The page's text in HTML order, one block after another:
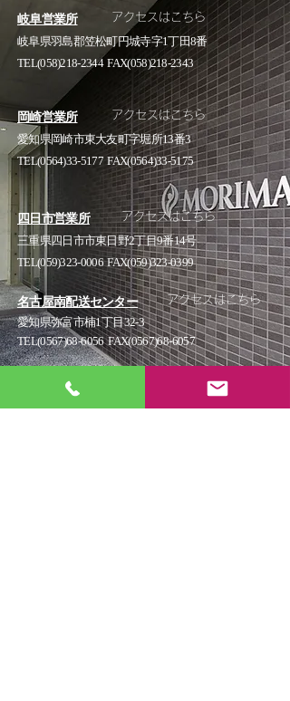
岐阜営業所
岐阜県羽島郡笠松町円城寺字1丁田8番
TEL(058)218-2344 FAX(058)218-2343
アクセスはこちら
岡崎営業所
愛知県岡崎市東大友町字堀所13番3
TEL(0564)33-5177 FAX(0564)33-5175
アクセスはこちら
四日市営業所
三重県四日市市東日野2丁目9番14号
TEL(059)323-0006 FAX(059)323-0399
アクセスはこちら
名古屋南配送センター
愛知県弥富市楠1丁目32-3
TEL(0567)68-6056 FAX(0567)68-6057
アクセスはこちら